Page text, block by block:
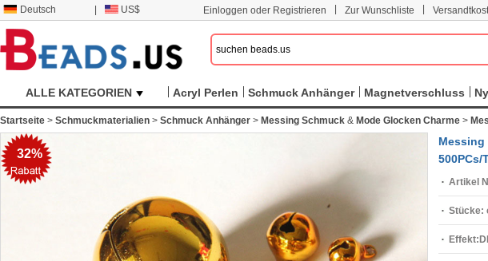
Deutsch US$ Einloggen oder Registrieren Zur Wunschliste
ALLE KATEGORIEN Acryl Perlen Schmuck Anhänger Magnetverschluss
Startseite > Schmuckmaterialien > Schmuck Anhänger > Messing Schmuck & Mode Glocken Charme >
32%
Messing
500PCs/
Artikel
Stücke:
Effekt: